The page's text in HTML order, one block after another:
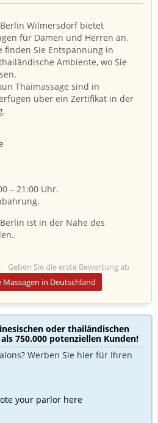
Wilmersdorf bietet
für Damen und Herren an.
finden Sie Entspannung in
Ambiente, wo Sie
Thaimassage sind in
über ein Zertifikat in der
– 21:00 Uhr.
ist in der Nähe des
Geben Sie die erste Bewertung ab
in Deutschland
oder thailändischen
750.000 potenziellen Kunden!​
Werben Sie hier für Ihren
your parlor here